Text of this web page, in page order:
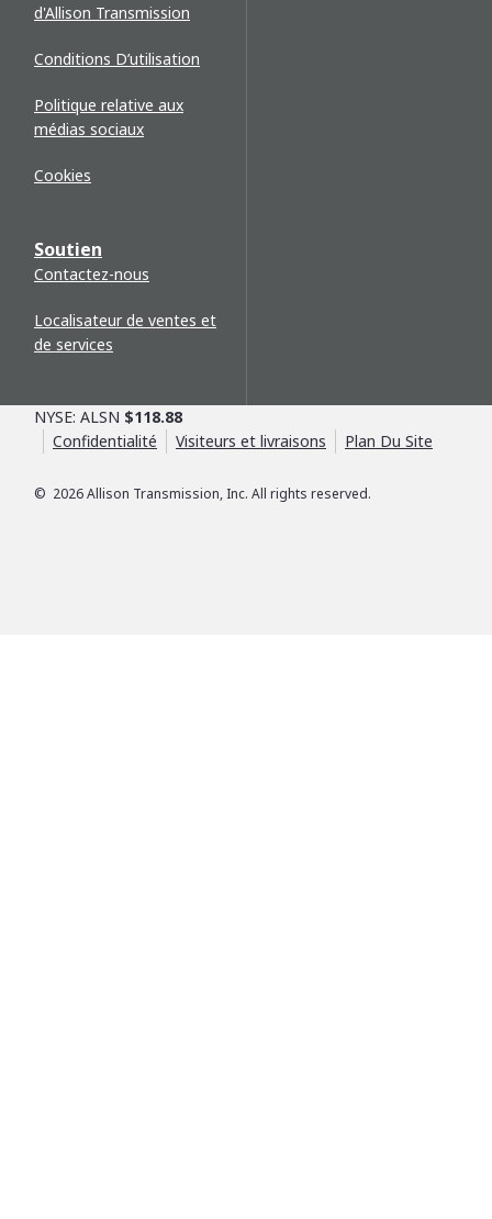
d'Allison Transmission
Conditions D’utilisation
Politique relative aux
médias sociaux
Cookies
Soutien
Contactez-nous
Localisateur de ventes et
de services
© 2026Allison Transmission, Inc. All rights reserved.
NYSE: ALSN $118.88
Confidentialité
Visiteurs et livraisons Plan Du Site